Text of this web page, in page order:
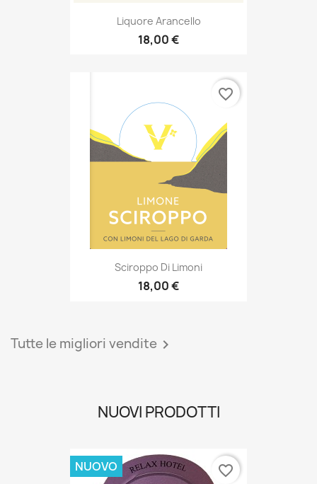
Liquore Arancello
18,00 €
Sciroppo Di Limoni
18,00 €
favorite_border
Tutte le migliori vendite 
NUOVI PRODOTTI
NUOVO favorite_border